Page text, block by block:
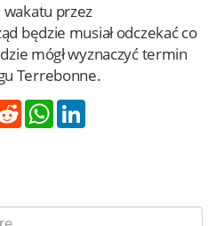
wakatu przez
będzie musiał odczekać co
mógł wyznaczyć termin
Terrebonne.
Reddit WhatsApp